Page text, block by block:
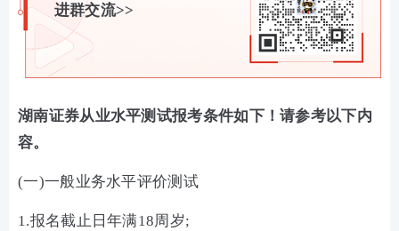
进群交流>>
湖南证券从业水平测试报考条件如下！请参考以下内
容。
(一)一般业务水平评价测试
1.报名截止日年满18周岁;